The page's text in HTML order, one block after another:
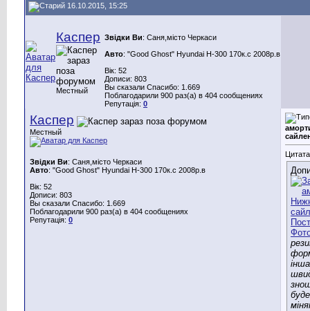
16.10.2015, 15:25
Каспер
Местный
Звідки Ви: Саня,місто Черкаси
Авто: "Good Ghost" Hyundai H-300 170к.с 2008р.в
Вік: 52
Дописи: 803
Вы сказали Спасибо: 1.669
Поблагодарили 900 раз(а) в 404 сообщениях
Репутація: 0
Каспер
Местный
Звідки Ви: Саня,місто Черкаси
Авто: "Good Ghost" Hyundai H-300 170к.с 2008р.в
Вік: 52
Дописи: 803
Вы сказали Спасибо: 1.669
Поблагодарили 900 раз(а) в 404 сообщениях
Репутація: 0